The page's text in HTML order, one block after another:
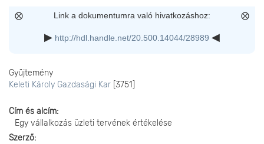
Link a dokumentumra való hivatkozáshoz:
http://hdl.handle.net/20.500.14044/28989
Gyűjtemény
Keleti Károly Gazdasági Kar [3751]
Cím és alcím
Egy vállalkozás üzleti tervének értékelése
Szerző